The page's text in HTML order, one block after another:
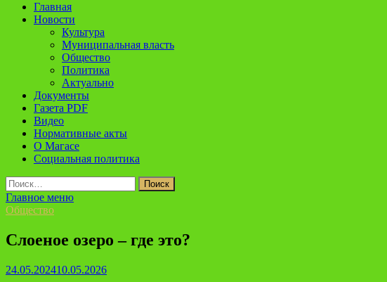
Главная
Новости
Культура
Муниципальная власть
Общество
Политика
Актуально
Документы
Газета PDF
Видео
Нормативные акты
О Магасе
Социальная политика
Найти:
Главное меню
Общество
Слоеное озеро – где это?
24.05.202410.05.2026